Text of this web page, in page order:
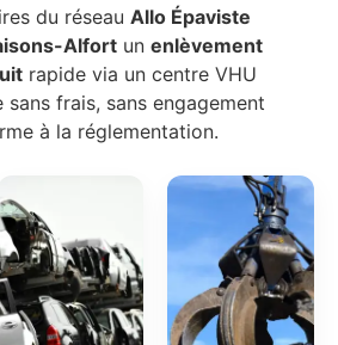
du réseau Allo Épaviste
Alfort unenlèvement
rapide via un centre VHU
sans frais, sans engagement
à la réglementation.